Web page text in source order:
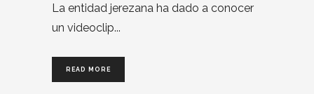
La entidad jerezana ha dado a conocer
un videoclip
READ MORE